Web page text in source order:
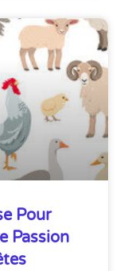
Pour
Passion